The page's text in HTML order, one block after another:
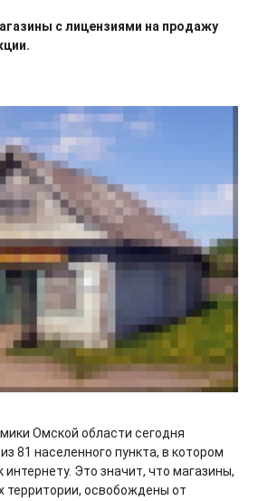
с лицензиями на продажу
Омской области сегодня
81 населенного пункта, в котором
интернету. Это значит, что магазины,
территории, освобождены от